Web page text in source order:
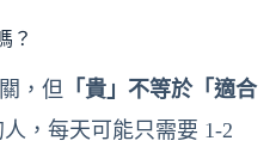
？
，但 「貴」不等於「適合
人，每天可能只需要 1-2